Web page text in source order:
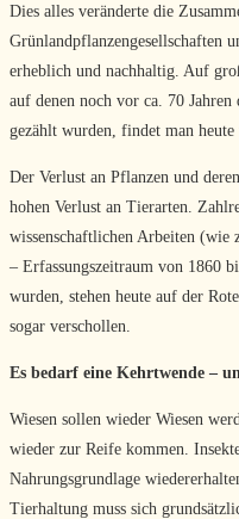
Dies alles veränderte die
Grünlandpflanzengesellschaften
erheblich und nachhaltig. Auf
auf denen noch vor ca. 70
gezählt wurden, findet man heute
Der Verlust an Pflanzen und
hohen Verlust an Tierarten.
wissenschaftlichen Arbeiten (wie
– Erfassungszeitraum von 1860
wurden, stehen heute auf der
sogar verschollen.
Es bedarf eine Kehrtwende –
Wiesen sollen wieder Wiesen
wieder zur Reife kommen.
Nahrungsgrundlage
Tierhaltung muss sich